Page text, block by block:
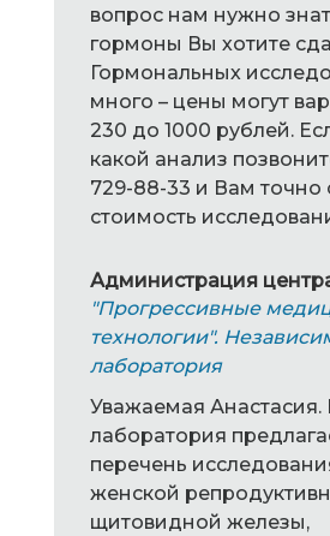
вопрос нам нужно
гормоны Вы хотите
Гормональных
много – цены могут
230 до 1000 рублей.
какой анализ
729-88-33 и Вам точно
стоимость
Администрация
"Прогрессивные
технологии".
лаборатория
Уважаемая Анастасия.
лаборатория
перечень
женской
щитовидной железы,